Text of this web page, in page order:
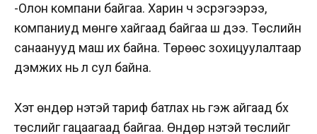
-Олон компани байгаа. Харин ч эсрэгээрээ,
компаниуд мөнгө хайгаад байгаа шүү дээ. Төслийн
санаанууд маш их байна. Төрөөс зохицуулалтаар
дэмжих нь л сул байна.
Хэт өндөр үнэтэй тариф батлах нь гэж айгаад бүх
төслийг гацаагаад байгаа. Өндөр үнэтэй төслийг